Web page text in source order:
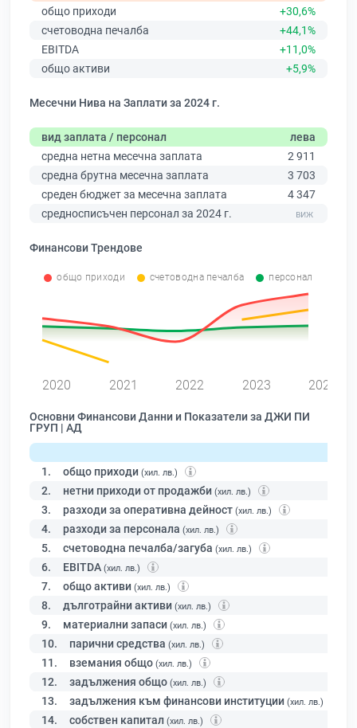
общо приходи
+30,6%
счетоводна печалба
+44,1%
EBITDA
+11,0%
общо активи
+5,9%
Месечни Нива на Заплати за 2024 г.
вид заплата / персонал
лева
средна нетна месечна заплата
2 911
средна брутна месечна заплата
3 703
среден бюджет за месечна заплата
4 347
средносписъчен персонал за 2024 г.
Финансови Трендове
общо приходи счетоводна печалба персонал
2020 2021 2022 2023 2024
Основни Финансови Данни и Показатели за ДЖИ ПИ
ГРУП | АД
1. общо приходи (хил. лв.)
2. нетни приходи от продажби (хил. лв.)
3. разходи за оперативна дейност (хил. лв.)
4. разходи за персонала (хил. лв.)
5. счетоводна печалба/загуба (хил. лв.)
6. EBITDA (хил. лв.)
7. общо активи (хил. лв.)
8. дълготрайни активи (хил. лв.)
9. материални запаси (хил. лв.)
10. парични средства (хил. лв.)
11. вземания общо (хил. лв.)
12. задължения общо (хил. лв.)
13. задължения към финансови институции (хил. лв.)
14. собствен капитал (хил. лв.)